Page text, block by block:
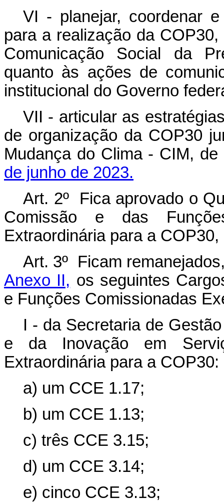
VI - planejar, coordenar
para a realização da
Comunicação Social da
quanto às ações de
institucional do Governo
VII - articular as
de organização da COP30
Mudança do Clima - CIM,
de junho de 2023.
Art. 2º Fica aprovado o
Comissão e das
Extraordinária para a
Art. 3º Ficam
Anexo II, os seguintes
e Funções Comissionadas
I - da Secretaria de
e da Inovação em
Extraordinária para a COP30:
a) um CCE 1.17;
b) um CCE 1.13;
c) três CCE 3.15;
d) um CCE 3.14;
e) cinco CCE 3.13;